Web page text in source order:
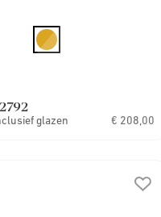
glazen € 208,00